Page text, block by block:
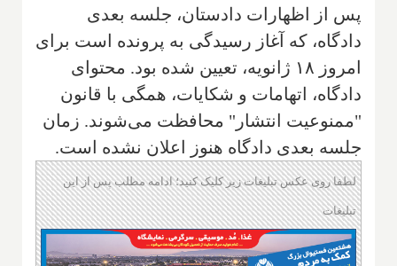
پس از اظهارات دادستان، جلسه بعدی
دادگاه، که آغاز رسیدگی به پرونده است برای
امروز ۱۸ ژانویه، تعیین شده بود. محتوای
دادگاه، اتهامات و شکایات، همگی با قانون
"ممنوعیت انتشار" محافظت می‌شوند. زمان
جلسه بعدی دادگاه هنوز اعلان نشده است.
لطفا روی عکس تبلیغات زیر کلیک کنید؛ ادامه مطلب پس از این
تبلیغات